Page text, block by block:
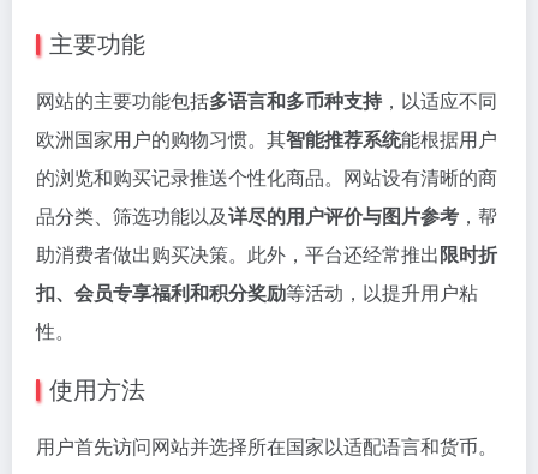
主要功能
网站的主要功能包括多语言和多币种支持 ，以适应不同
欧洲国家用户的购物习惯。其智能推荐系统能根据用户
的浏览和购买记录推送个性化商品。网站设有清晰的商
品分类、筛选功能以及详尽的用户评价与图片参考 ，帮
助消费者做出购买决策。此外，平台还经常推出限时折
扣、会员专享福利和积分奖励等活动，以提升用户粘
性。
使用方法
用户首先访问网站并选择所在国家以适配语言和货币。